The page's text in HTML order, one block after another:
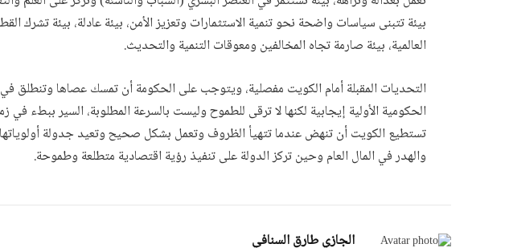
بيئة تتبنى سياسات واضحة نحو تنمية الاستثمارات وتعزيز الأمن، بيئة عادلة، بيئة تشرك
العالمية، بيئة صارمة تجاه المخالفين ومعوقات التنمية والتحديث.
التحديات المقبلة أمام الكويت مفصلية، ويتوجب على الحكومة أن تمسك عصاها وتنطلق في
الحكومية الأولية إيجابية لكنها لا ترقى للطموح وليست بالسرعة المطلوبة، السير ببطء في
تستطيع الكويت أن تنهض عندما تتهيأ الظروف وتعمل بشكل صحيح وتعيد جدولة
والهدر في المال العام وحين تركز الدولة على تنفيذ رؤية اقتصادية متطلعة وطموحة.
الجازي طارق السنافي